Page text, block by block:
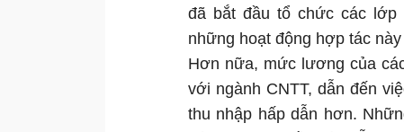
đã bắt đầu tổ chức các lớp
những hoạt động hợp tác
Hơn nữa, mức lương của
với ngành CNTT, dẫn đến
thu nhập hấp dẫn hơn.